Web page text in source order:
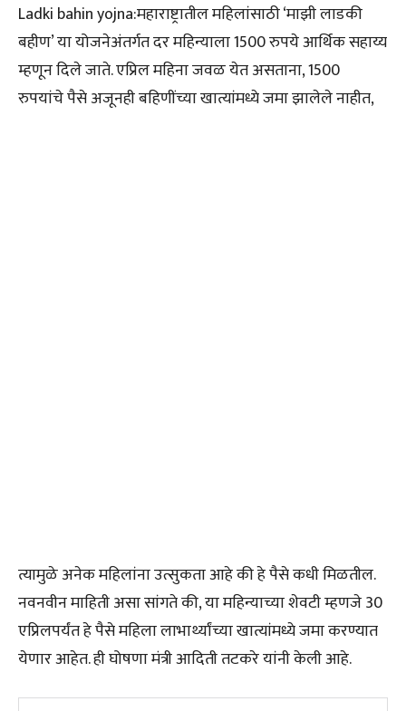
Ladki bahin yojna:महाराष्ट्रातील महिलांसाठी ‘माझी लाडकी
बहीण’ या योजनेअंतर्गत दर महिन्याला 1500 रुपये आर्थिक सहाय्य
म्हणून दिले जाते. एप्रिल महिना जवळ येत असताना, 1500
रुपयांचे पैसे अजूनही बहिणींच्या खात्यांमध्ये जमा झालेले नाहीत,
त्यामुळे अनेक महिलांना उत्सुकता आहे की हे पैसे कधी मिळतील.
नवनवीन माहिती असा सांगते की, या महिन्याच्या शेवटी म्हणजे 30
एप्रिलपर्यंत हे पैसे महिला लाभार्थ्यांच्या खात्यांमध्ये जमा करण्यात
येणार आहेत. ही घोषणा मंत्री आदिती तटकरे यांनी केली आहे.